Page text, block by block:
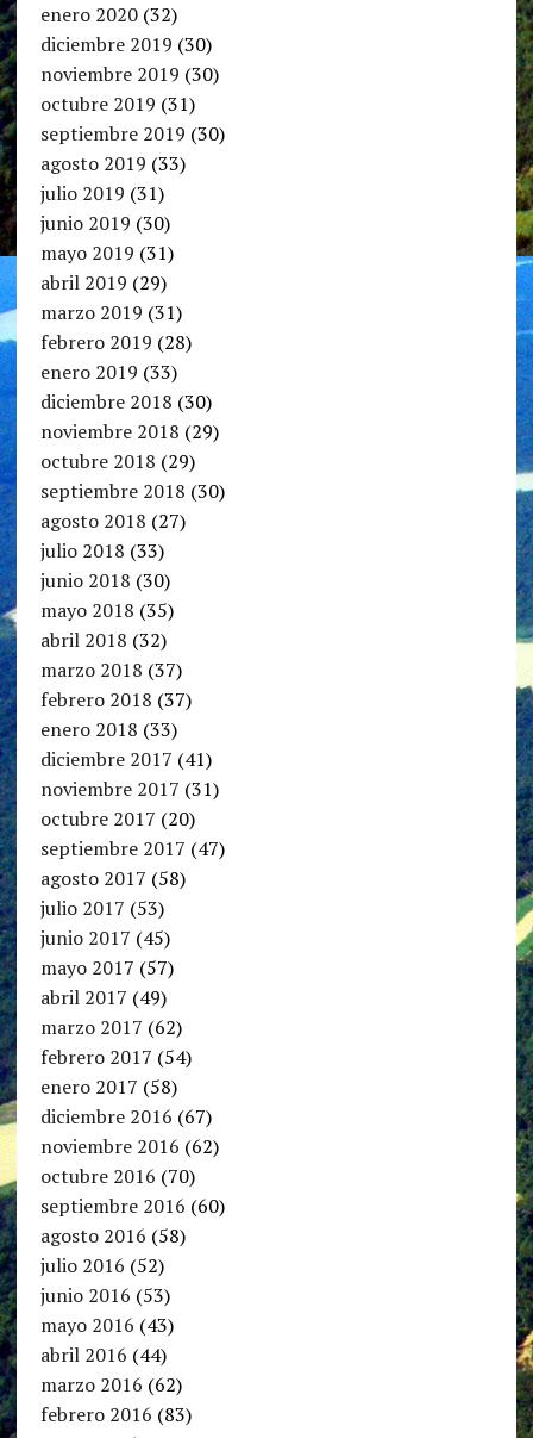
enero 2020(32)
diciembre 2019 (30)
noviembre 2019 (30)
octubre 2019 (31)
septiembre 2019 (30)
agosto 2019 (33)
julio 2019 (31)
junio 2019 (30)
mayo 2019 (31)
abril 2019 (29)
marzo 2019 (31)
febrero 2019 (28)
enero 2019 (33)
diciembre 2018 (30)
noviembre 2018 (29)
octubre 2018 (29)
septiembre 2018 (30)
agosto 2018 (27)
julio 2018 (33)
junio 2018 (30)
mayo 2018 (35)
abril 2018 (32)
marzo 2018 (37)
febrero 2018 (37)
enero 2018 (33)
diciembre 2017 (41)
noviembre 2017 (31)
octubre 2017 (20)
septiembre 2017 (47)
agosto 2017 (58)
julio 2017 (53)
junio 2017 (45)
mayo 2017 (57)
abril 2017 (49)
marzo 2017 (62)
febrero 2017 (54)
enero 2017 (58)
diciembre 2016 (67)
noviembre 2016 (62)
octubre 2016 (70)
septiembre 2016 (60)
agosto 2016 (58)
julio 2016 (52)
junio 2016 (53)
mayo 2016 (43)
abril 2016 (44)
marzo 2016 (62)
febrero 2016 (83)